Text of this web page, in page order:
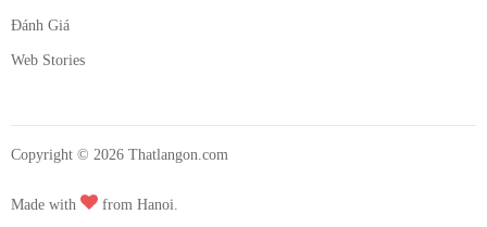
Đánh Giá
Web Stories
Copyright © 2026 Thatlangon.com
Made with from Hanoi.